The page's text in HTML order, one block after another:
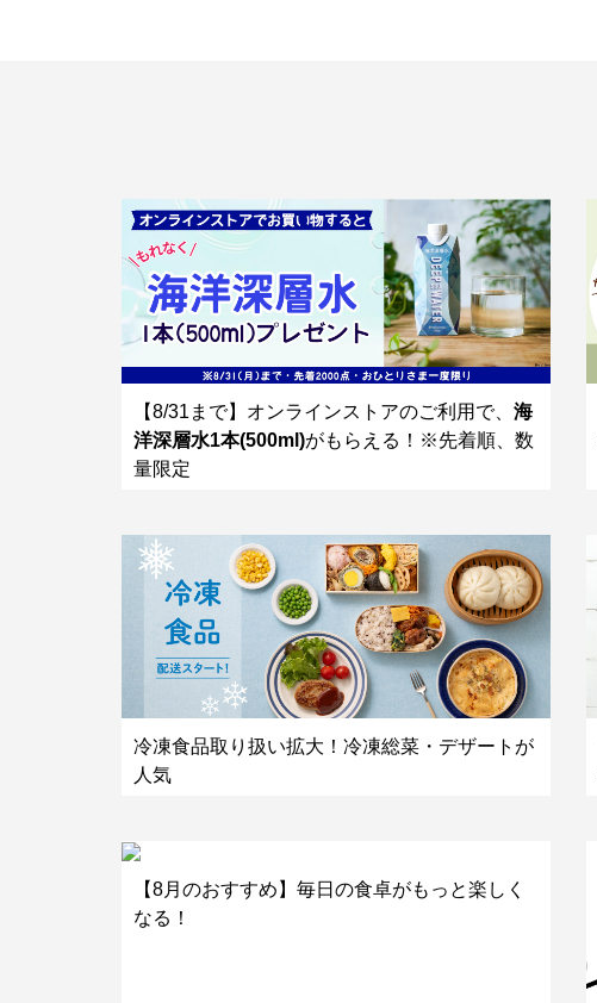
【8/31まで】オンラインストアのご利用で、 海
洋深層水1本(500ml)がもらえる！※先着順、数
量限定
冷凍食品取り扱い拡大！冷凍総菜・デザートが
人気
【8月のおすすめ】毎日の食卓がもっと楽しく
なる！